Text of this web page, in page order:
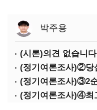
박주용
(시론)의견 없습니다